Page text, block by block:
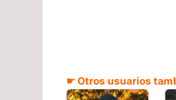
☛ Otros usuarios